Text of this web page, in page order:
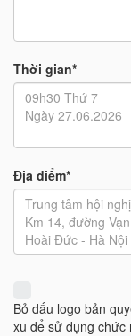
Thời gian*
Địa điểm*
Bỏ dấu logo bản
xu để sử dụng chức